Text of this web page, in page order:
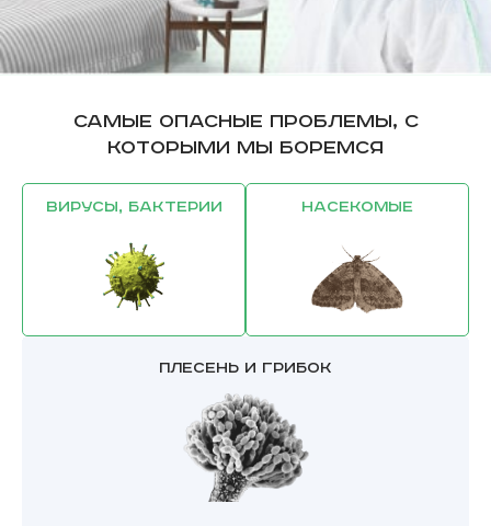
Самые опасные проблемы, с
которыми мы боремся
Вирусы, бактерии Насекомые
Плесень и грибок